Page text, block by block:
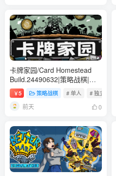
卡牌家园/Card Homestead
Build.24490632|策略战棋|容
量1.3GB|免安装绿色中文版
￥5 策略战棋 # 单人 # 独立
前天 0